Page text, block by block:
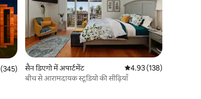
5 में से 4.96, 345 समीक्षाएँ
सैन डिएगो में अपार्टमेंट औसत रेटिंग 5 में से 4.93,
4.93 (138)
बीच से आरामदायक स्टूडियो की सीढ़ियाँ